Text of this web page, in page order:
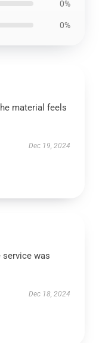
0%
0%
material feels
Dec 19, 2024
service was
Dec 18, 2024